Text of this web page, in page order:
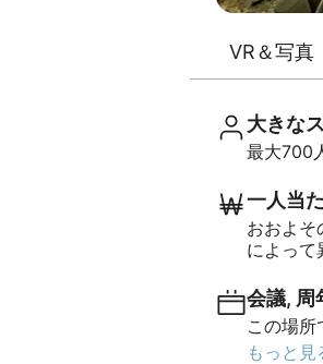
VR＆写真
大きな
最大700
一人当
おおよそ
によって
会議, 周
この場
もっと見